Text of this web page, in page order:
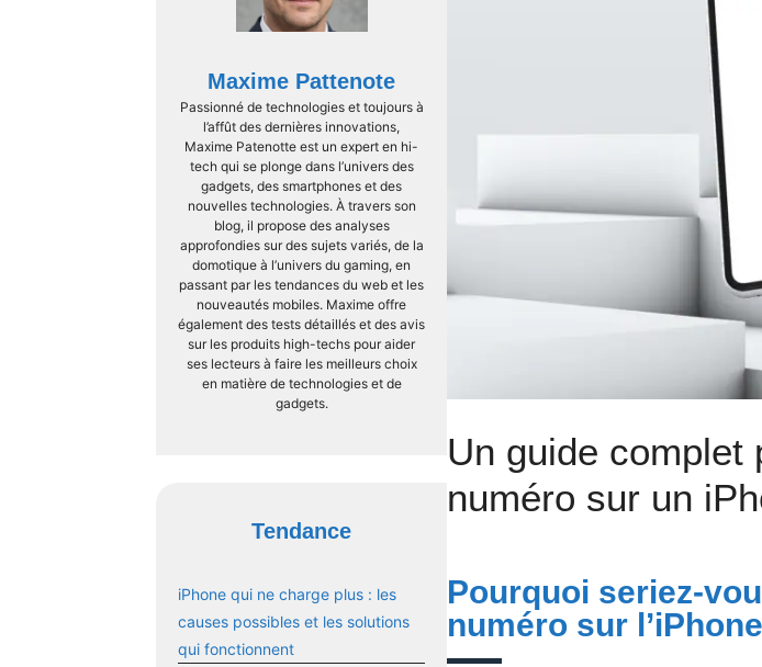
Maxime Pattenote
Passionné de technologies et toujours à
l’affût des dernières innovations,
Maxime Patenotte est un expert en hi-
tech qui se plonge dans l’univers des
gadgets, des smartphones et des
nouvelles technologies. À travers son
blog, il propose des analyses
approfondies sur des sujets variés, de la
domotique à l’univers du gaming, en
passant par les tendances du web et les
nouveautés mobiles. Maxime offre
également des tests détaillés et des avis
sur les produits high-techs pour aider
ses lecteurs à faire les meilleurs choix
en matière de technologies et de
gadgets.
Tendance
iPhone qui ne charge plus : les
causes possibles et les solutions
qui fonctionnent
Un guide complet
numéro sur un
Pourquoi seriez-
numéro sur